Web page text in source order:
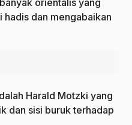
orientalis yang
dan mengabaikan
Harald Motzki yang
dan sisi buruk terhadap